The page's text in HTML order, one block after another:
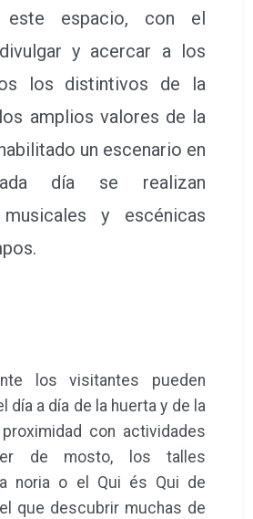
este espacio, con el
y acercar a los
los distintivos de la
amplios valores de la
un escenario en
día se realizan
y escénicas
los visitantes pueden
día a día de la huerta y de la
con actividades
de mosto, los talles
noria o el Qui és Qui de
el que descubrir muchas de